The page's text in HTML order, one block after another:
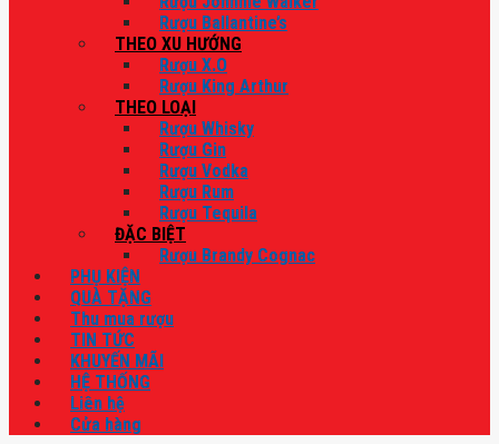
Rượu Ballantine’s
THEO XU HƯỚNG
Rượu X.O
Rượu King Arthur
THEO LOẠI
Rượu Whisky
Rượu Gin
Rượu Vodka
Rượu Rum
Rượu Tequila
ĐẶC BIỆT
Rượu Brandy Cognac
PHỤ KIỆN
QUÀ TẶNG
Thu mua rượu
TIN TỨC
KHUYẾN MÃI
HỆ THỐNG
Liên hệ
Cửa hàng